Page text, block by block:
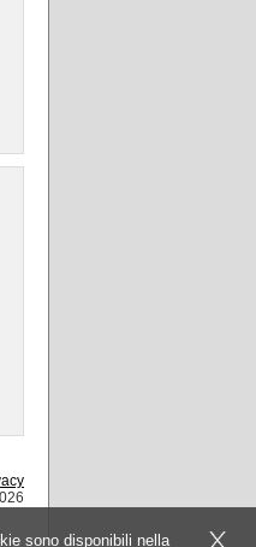
sono disponibili nella